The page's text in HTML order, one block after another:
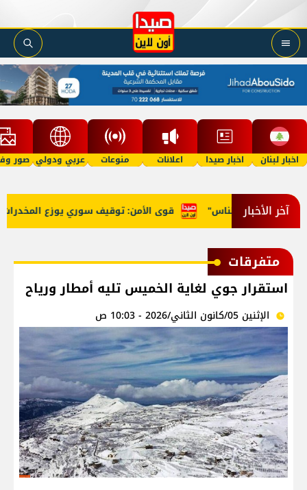
اخبار لبنان اخبار صيدا اعلانات منوعات عربي ودولي صور
آخر الأخبار قوى الأمن: توقيف سوري يوزع المخدرات أموال الناس"
متفرقات
استقرار جوي لغاية الخميس تليه أمطار ورياح
الإثنين 05/كانون الثاني/2026 - 10:03 ص